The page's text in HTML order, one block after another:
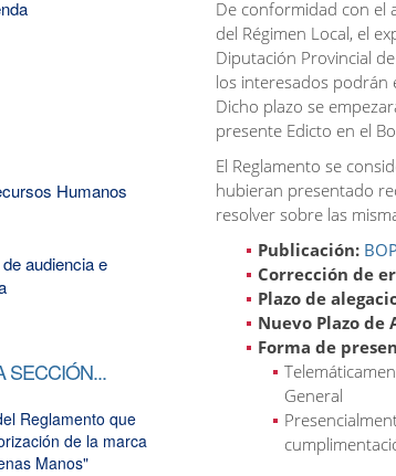
Humanos
audiencia e
SECCIÓN...
Reglamento que
de la marca
Manos"
De conformidad con el
del Régimen Local, el
Diputación Provincial
los interesados podrán
Dicho plazo se
presente Edicto en el
El Reglamento se
hubieran presentado
resolver sobre las
Publicación:
Corrección de
Plazo de
Nuevo Plazo de
Forma de
General